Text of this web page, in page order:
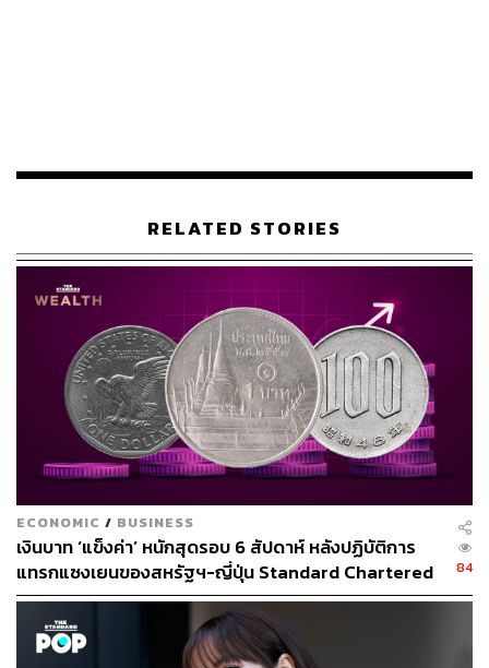
RELATED STORIES
ECONOMIC / BUSINESS
เงินบาท ‘แข็งค่า’ หนักสุดรอบ 6 สัปดาห์ หลังปฏิบัติการ
แทรกแซงเยนของสหรัฐฯ-ญี่ปุ่น Standard Chartered
เปิดเป้าสิ้นปีนี้จ่อแข็งต่อแตะ 32.50 บาทต่อดอลลาร์
84